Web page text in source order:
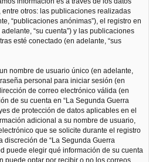
otros: las publicaciones realizadas
“publicaciones anónimas”), el registro en
“su cuenta”) y las publicaciones
esté conectado (en adelante, “sus
nombre de usuario único (en adelante,
personal para iniciar sesión (en
de correo electrónico válida (en
de su cuenta en “La Segunda Guerra
de protección de datos aplicables en el
adicional a su nombre de usuario,
que se solicite durante el registro
de “La Segunda Guerra
puede elegir qué información de su cuenta
puede optar por recibir o no los correos